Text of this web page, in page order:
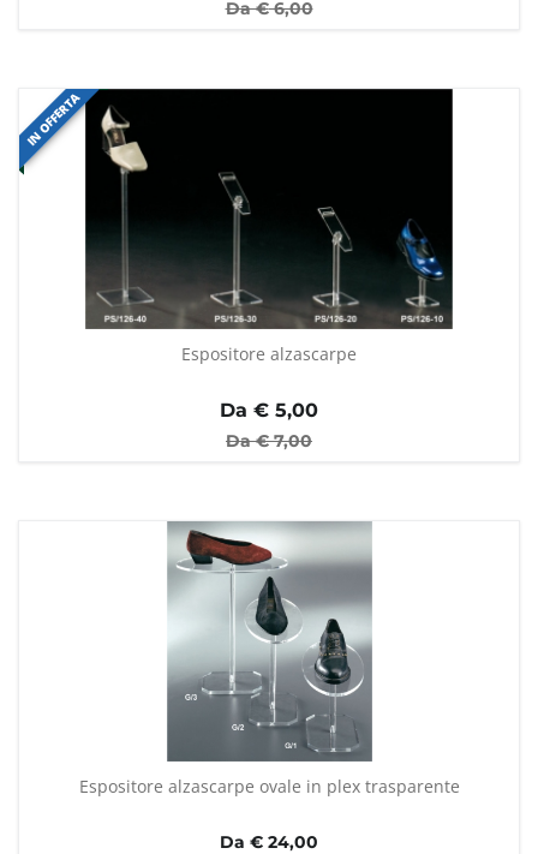
Da €6,00
IN OFFERTA
Espositore alzascarpe
Da € 5,00
Da €7,00
Espositore alzascarpe ovale in plex trasparente
Da € 24,00